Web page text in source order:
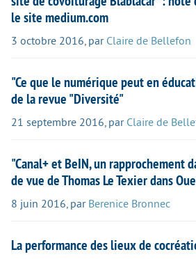
le site medium.com
3 octobre 2016, par Claire de Bellefon
"Ce que le numérique peut en
de la revue "Diversité"
21 septembre 2016, par Claire de
"Canal+ et BeIN, un rapprochement
de vue de Thomas Le Texier dans
8 juin 2016, par Berenice Bronnec
La performance des lieux de